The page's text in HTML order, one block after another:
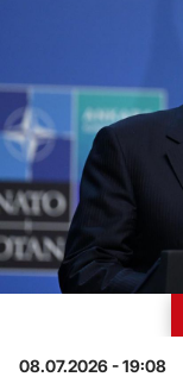
08.07.2026 - 19:08